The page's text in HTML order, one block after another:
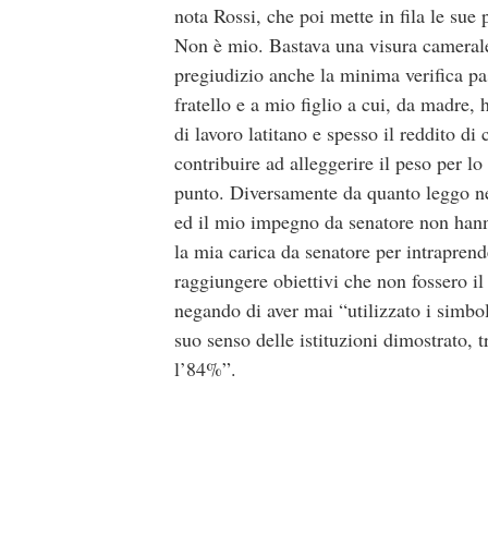
nota Rossi, che poi mette in fila le
Non è mio. Bastava una visura
pregiudizio anche la minima verifica
fratello e a mio figlio a cui, da madre,
di lavoro latitano e spesso il reddito di
contribuire ad alleggerire il peso per
punto. Diversamente da quanto leggo
ed il mio impegno da senatore non
la mia carica da senatore per
raggiungere obiettivi che non fossero
negando di aver mai “utilizzato i
suo senso delle istituzioni dimostrato,
l’84%”.